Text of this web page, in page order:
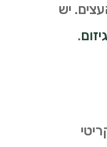
יש
.